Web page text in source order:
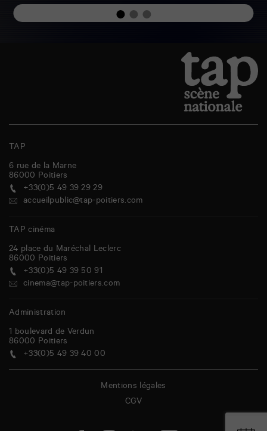
TAP
6 rue de la Marne
86000 Poitiers
+33(0)5 49 39 29 29
accueilpublic@tap-poitiers.com
TAP cinéma
24 place du Maréchal Leclerc
86000 Poitiers
+33(0)5 49 39 50 91
cinema@tap-poitiers.com
Administration
1 boulevard de Verdun
86000 Poitiers
+33(0)5 49 39 40 00
Mentions légales
CGV